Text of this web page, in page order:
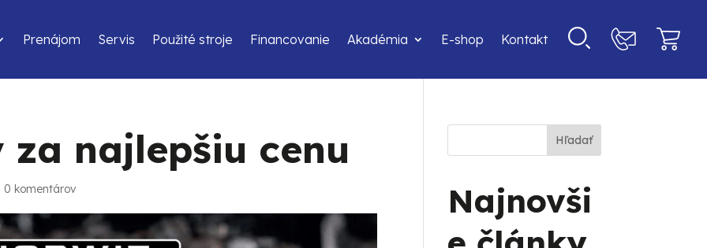
Prenájom Servis Použité stroje Financovanie Akadémia E-shop Kontakt
najlepšiu cenu
0 komentárov
Hľadať
Najnovši